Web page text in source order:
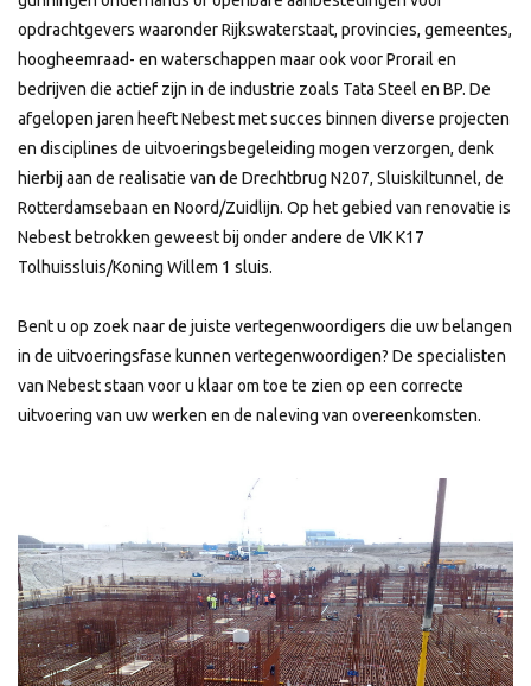
opdrachtgevers waaronder Rijkswaterstaat, provincies, gemeentes,
hoogheemraad- en waterschappen maar ook voor Prorail en
bedrijven die actief zijn in de industrie zoals Tata Steel en BP. De
afgelopen jaren heeft Nebest met succes binnen diverse projecten
en disciplines de uitvoeringsbegeleiding mogen verzorgen, denk
hierbij aan de realisatie van de Drechtbrug N207, Sluiskiltunnel, de
Rotterdamsebaan en Noord/Zuidlijn. Op het gebied van renovatie is
Nebest betrokken geweest bij onder andere de VIK K17
Tolhuissluis/Koning Willem 1 sluis.
Bent u op zoek naar de juiste vertegenwoordigers die uw belangen
in de uitvoeringsfase kunnen vertegenwoordigen? De specialisten
van Nebest staan voor u klaar om toe te zien op een correcte
uitvoering van uw werken en de naleving van overeenkomsten.